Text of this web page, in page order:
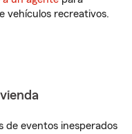
vehículos recreativos.
de eventos inesperados